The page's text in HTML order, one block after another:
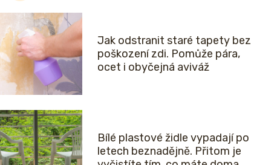
Jak odstranit staré tapety bez
poškození zdi. Pomůže pára,
ocet i obyčejná aviváž
Bílé plastové židle vypadají po
letech beznadějně. Přitom je